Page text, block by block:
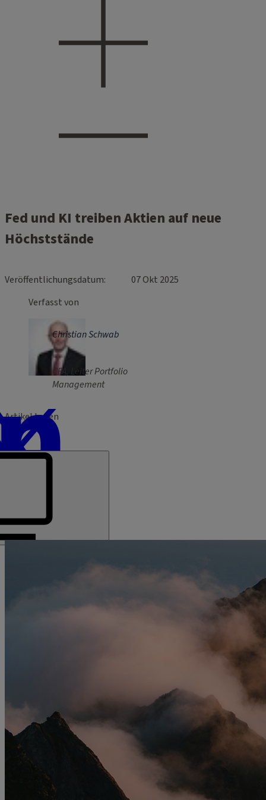
Fed und KI treiben Aktien auf neue
Höchststände
Veröffentlichungsdatum
07 Okt 2025
Verfasst von
Christian Schwab
CFA, Leiter Portfolio
Management
Artikel teilen